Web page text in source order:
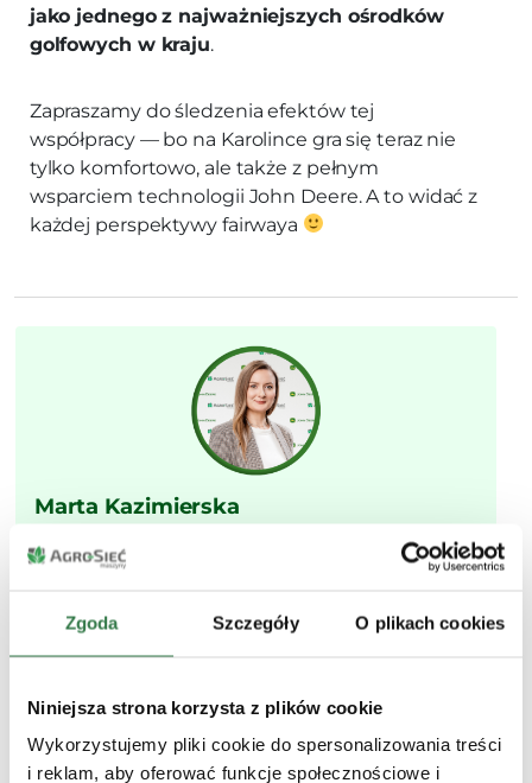
Zgoda Szczegóły O plikach cookies
Niniejsza strona korzysta z plików cookie
Wykorzystujemy pliki cookie do spersonalizowania treści
i reklam, aby oferować funkcje społecznościowe i
jako jednego z najważniejszych ośrodków
golfowych w kraju.
Zapraszamy do śledzenia efektów tej
współpracy — bo na Karolince gra się teraz nie
tylko komfortowo, ale także z pełnym
wsparciem technologii John Deere. A to widać z
każdej perspektywy fairwaya
Marta Kazimierska
Ukończyła wieloetapowe szkolenia John Deere
Polska. Swobodnie porusza się w
bieżąco śledzi innowacje w maszynach,
uprawie precyzyjnej oraz zrównoważonej
efektywne, inteligentne i oparte na danych.